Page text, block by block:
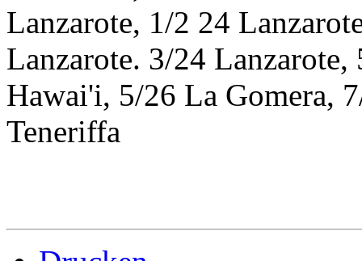
Lanzarote, 1/2 24
Lanzarote. 3/24
Hawai'i, 5/26 La Gomera,
Teneriffa